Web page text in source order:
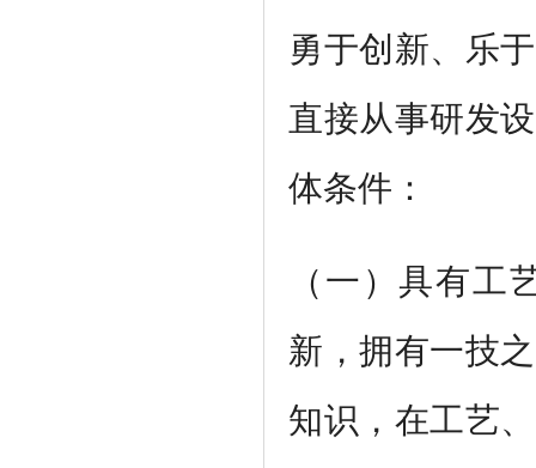
勇于创新、乐
直接从事研发
体条件：
（一）具有工
新，拥有一技
知识，在工艺